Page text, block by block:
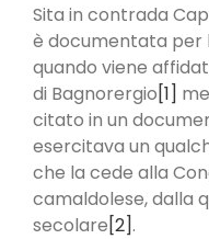
Sita in contrada
è documentata per
quando viene
di Bagnorergio[1]
citato in un
esercitava un
che la cede alla
camaldolese, dalla
secolare[2].